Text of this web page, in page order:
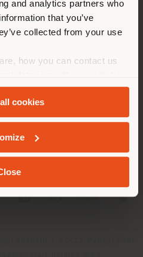
and analytics partners who
that you’ve
collected from your use
how you can contact us
cookies
um Einkäufe
(us)